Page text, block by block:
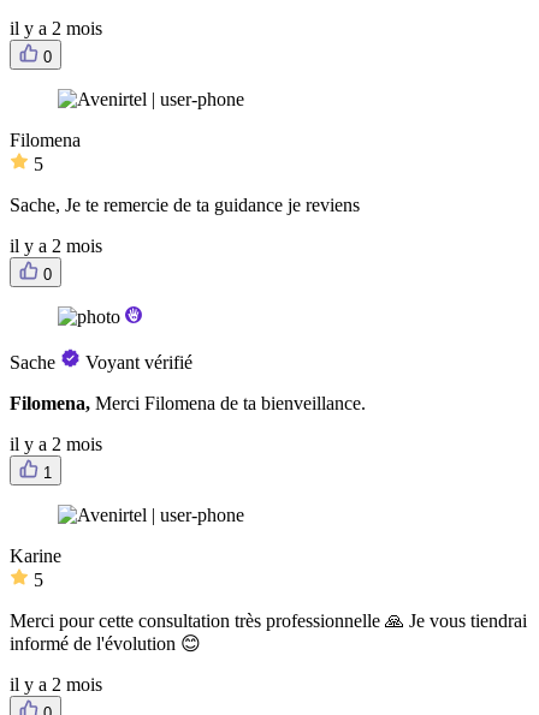
il y a 2 mois
0
Filomena
5
Sache, Je te remercie de ta guidance je reviens
il y a 2 mois
0
Sache
Voyant vérifié
Filomena, Merci Filomena de ta bienveillance.
il y a 2 mois
1
Karine
5
Merci pour cette consultation très professionnelle 🙏 Je vous tiendrai
informé de l'évolution 😊
il y a 2 mois